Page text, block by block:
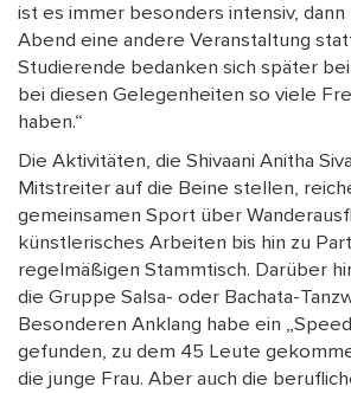
ist es immer besonders intensiv,
Abend eine andere Veranstaltung
Studierende bedanken sich später bei
bei diesen Gelegenheiten so viele
haben.“
Die Aktivitäten, die Shivaani Anitha
Mitstreiter auf die Beine stellen,
gemeinsamen Sport über
künstlerisches Arbeiten bis hin zu
regelmäßigen Stammtisch. Darüber
die Gruppe Salsa- oder Bachata-
Besonderen Anklang habe ein
gefunden, zu dem 45 Leute
die junge Frau. Aber auch die